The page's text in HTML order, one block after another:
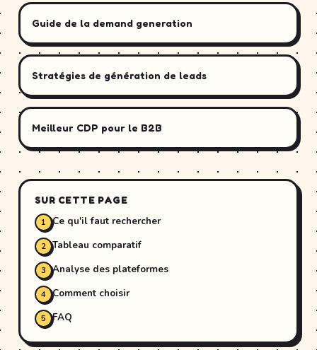
Guide de la demand generation
Stratégies de génération de leads
Meilleur CDP pour le B2B
SUR CETTE PAGE
Ce qu'il faut rechercher
Tableau comparatif
Analyse des plateformes
Comment choisir
FAQ